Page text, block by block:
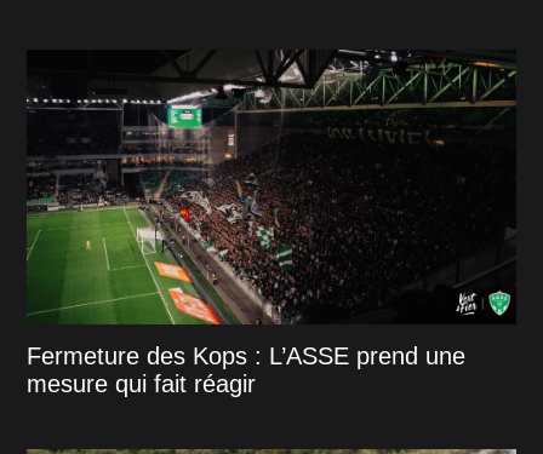
Fermeture des Kops : L’ASSE prend une
mesure qui fait réagir